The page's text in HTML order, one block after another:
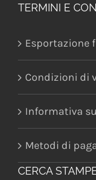
TERMINI E
Esportazione
Condizioni di
Informativa
Metodi di
CERCA